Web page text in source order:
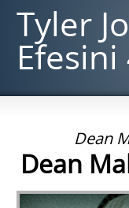
Tyler
Dean
Dean